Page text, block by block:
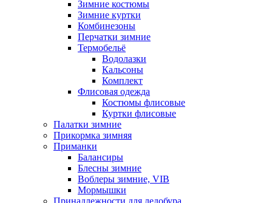
Зимние костюмы
Зимние куртки
Комбинезоны
Перчатки зимние
Термобельё
Водолазки
Кальсоны
Комплект
Флисовая одежда
Костюмы флисовые
Куртки флисовые
Палатки зимние
Прикормка зимняя
Приманки
Балансиры
Блесны зимние
Воблеры зимние, VIB
Мормышки
Принадлежности для ледобура